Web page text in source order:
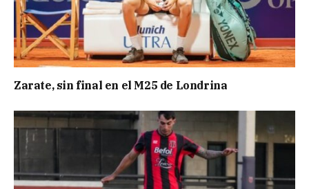
Zarate, sin final en el M25 de Londrina